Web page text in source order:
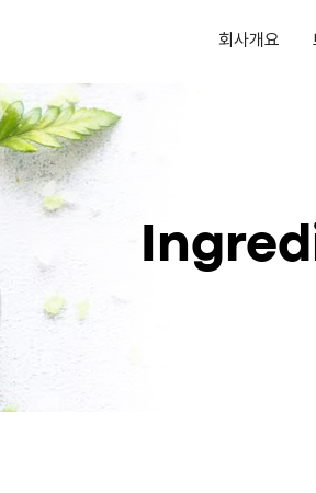
회사개요